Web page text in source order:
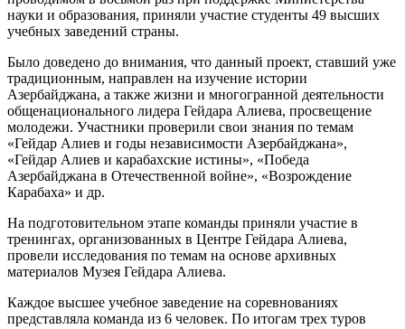
науки и образования, приняли участие студенты 49 высших
учебных заведений страны.
Было доведено до внимания, что данный проект, ставший уже
традиционным, направлен на изучение истории
Азербайджана, а также жизни и многогранной деятельности
общенационального лидера Гейдара Алиева, просвещение
молодежи. Участники проверили свои знания по темам
«Гейдар Алиев и годы независимости Азербайджана»,
«Гейдар Алиев и карабахские истины», «Победа
Азербайджана в Отечественной войне», «Возрождение
Карабаха» и др.
На подготовительном этапе команды приняли участие в
тренингах, организованных в Центре Гейдара Алиева,
провели исследования по темам на основе архивных
материалов Музея Гейдара Алиева.
Каждое высшее учебное заведение на соревнованиях
представляла команда из 6 человек. По итогам трех туров